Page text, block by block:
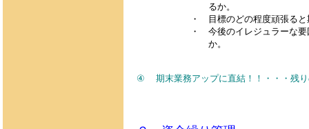
るか。
・ 目標のどの程度頑張ると期
・ 今後のイレジュラーな要因を
か。
④ 期末業務アップに直結！！・・・残り